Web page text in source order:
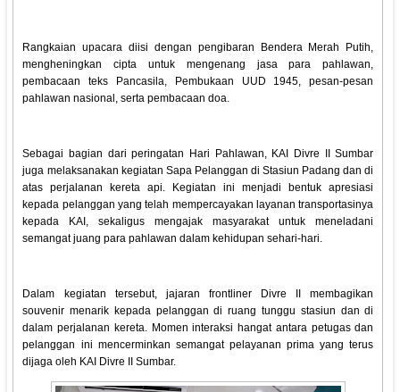
Rangkaian upacara diisi dengan pengibaran Bendera Merah Putih,
mengheningkan cipta untuk mengenang jasa para pahlawan,
pembacaan teks Pancasila, Pembukaan UUD 1945, pesan-pesan
pahlawan nasional, serta pembacaan doa.
Sebagai bagian dari peringatan Hari Pahlawan, KAI Divre II Sumbar
juga melaksanakan kegiatan Sapa Pelanggan di Stasiun Padang dan di
atas perjalanan kereta api. Kegiatan ini menjadi bentuk apresiasi
kepada pelanggan yang telah mempercayakan layanan transportasinya
kepada KAI, sekaligus mengajak masyarakat untuk meneladani
semangat juang para pahlawan dalam kehidupan sehari-hari.
Dalam kegiatan tersebut, jajaran frontliner Divre II membagikan
souvenir menarik kepada pelanggan di ruang tunggu stasiun dan di
dalam perjalanan kereta. Momen interaksi hangat antara petugas dan
pelanggan ini mencerminkan semangat pelayanan prima yang terus
dijaga oleh KAI Divre II Sumbar.